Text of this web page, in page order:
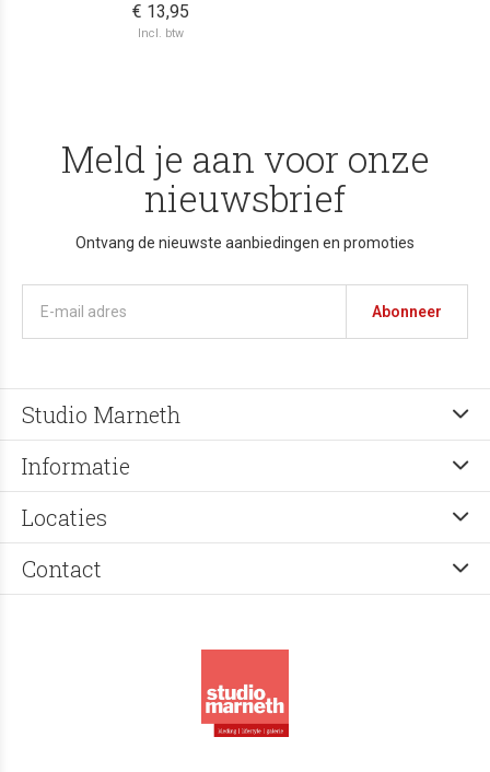
€ 13,95
Incl. btw
Meld je aan voor onze
nieuwsbrief
Ontvang de nieuwste aanbiedingen en promoties
Abonneer
Studio Marneth
Informatie
Locaties
Contact